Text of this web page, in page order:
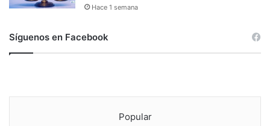
Hace 1 semana
Síguenos en Facebook
Popular